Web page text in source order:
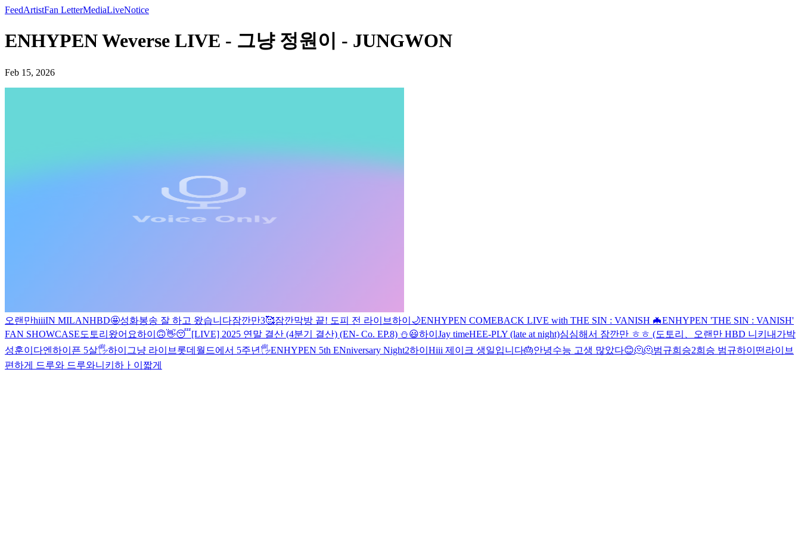
FeedArtistFan LetterMediaLiveNotice
ENHYPEN Weverse LIVE - 그냥 정원이 - JUNGWON
Feb 15, 2026
오랜만hiiiIN MILANHBD🤩성화봉송 잘 하고 왔습니다잠깐만3🥰잠깐막방 끝! 도피 전 라이브하이 🌙ENHYPEN COMEBACK LIVE with THE SIN : VANISH 🦇ENHYPEN 'THE SIN : VANISH'
FAN SHOWCASE도토리왔어요하이 🙃👋😴[LIVE] 2025 연말 결산 (4분기 결산) (EN- Co. EP.8) ⛄️😃하이 Jay timeHEE-PLY (late at night)심심해서 잠깐만 ㅎㅎ (도토리 오랜만 HBD 니키 내가박
성훈이다엔하이픈 5살🖐하이 그냥 라이브 롯데월드에서 5주년🖐ENHYPEN 5th ENniversary Night2하이 Hiii 제이크 생일입니다🎂안녕수능 고생 많았다😊🫠🫠범규희승2희승 범규하이 떤라이브
편하게 드루와 드루와니키 하ㅏ이 짧게